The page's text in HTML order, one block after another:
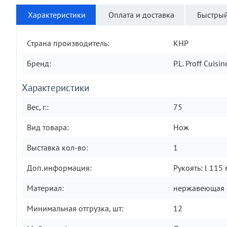
Характеристики Оплата и доставка
Страна производитель:
КНР
Бренд:
P.L. Proff
Характеристики
Вес, г.:
75
Вид товара:
Нож
Выставка кол-во:
1
Доп.информация:
Рукоять: l
Материал:
нержавеющая
Минимальная отгрузка, шт:
12